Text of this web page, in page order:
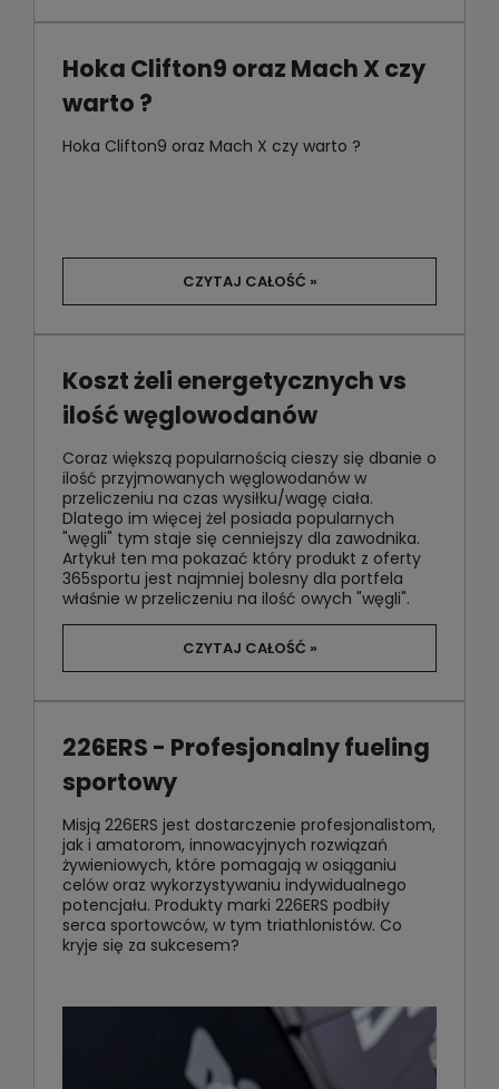
Hoka Clifton9 oraz Mach X czy
warto ?
Hoka Clifton9 oraz Mach X czy warto ?
CZYTAJ CAŁOŚĆ »
Koszt żeli energetycznych vs
ilość węglowodanów
Coraz większą popularnością cieszy się dbanie o
ilość przyjmowanych węglowodanów w
przeliczeniu na czas wysiłku/wagę ciała.
Dlatego im więcej żel posiada popularnych
"węgli" tym staje się cenniejszy dla zawodnika.
Artykuł ten ma pokazać który produkt z oferty
365sportu jest najmniej bolesny dla portfela
właśnie w przeliczeniu na ilość owych "węgli".
CZYTAJ CAŁOŚĆ »
226ERS - Profesjonalny fueling
sportowy
Misją 226ERS jest dostarczenie profesjonalistom,
jak i amatorom, innowacyjnych rozwiązań
żywieniowych, które pomagają w osiąganiu
celów oraz wykorzystywaniu indywidualnego
potencjału. Produkty marki 226ERS podbiły
serca sportowców, w tym triathlonistów. Co
kryje się za sukcesem?